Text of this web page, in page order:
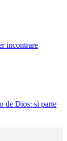
incontrare
de Dios: si parte